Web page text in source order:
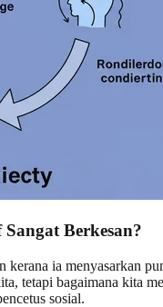
Berkesan?
ia menyasarkan
tetapi bagaimana kita
sosial.